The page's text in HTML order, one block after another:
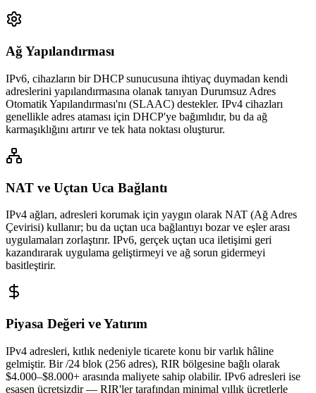
Ağ Yapılandırması
IPv6, cihazların bir DHCP sunucusuna ihtiyaç duymadan kendi
adreslerini yapılandırmasına olanak tanıyan Durumsuz Adres
Otomatik Yapılandırması'nı (SLAAC) destekler. IPv4 cihazları
genellikle adres ataması için DHCP'ye bağımlıdır, bu da ağ
karmaşıklığını artırır ve tek hata noktası oluşturur.
NAT ve Uçtan Uca Bağlantı
IPv4 ağları, adresleri korumak için yaygın olarak NAT (Ağ Adres
Çevirisi) kullanır; bu da uçtan uca bağlantıyı bozar ve eşler arası
uygulamaları zorlaştırır. IPv6, gerçek uçtan uca iletişimi geri
kazandırarak uygulama geliştirmeyi ve ağ sorun gidermeyi
basitleştirir.
Piyasa Değeri ve Yatırım
IPv4 adresleri, kıtlık nedeniyle ticarete konu bir varlık hâline
gelmiştir. Bir /24 blok (256 adres), RIR bölgesine bağlı olarak
$4.000–$8.000+ arasında maliyete sahip olabilir. IPv6 adresleri ise
esasen ücretsizdir — RIR'ler tarafından minimal yıllık ücretlerle